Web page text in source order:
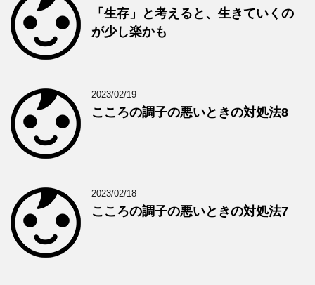
「生存」と考えると、生きていくの
が少し楽かも
2023/02/19
こころの調子の悪いときの対処法8
2023/02/18
こころの調子の悪いときの対処法7